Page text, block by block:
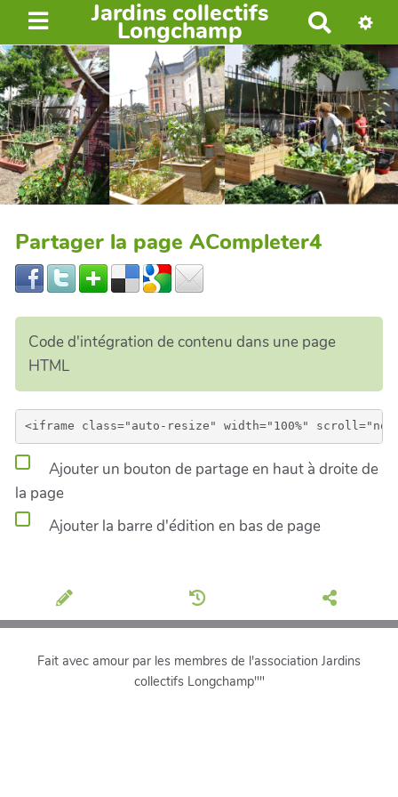
Jardins collectifs
Longchamp
e
c
h
e
r
c
h
e
Partager la page ACompleter4
Code d'intégration de contenu dans une page
HTML
Ajouter un bouton de partage en haut à droite de
la page
Ajouter la barre d'édition en bas de page
Fait avec amour par les membres de l'association Jardins
collectifs Longchamp""